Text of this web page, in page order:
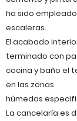
ha sido
escaleras.
El acabado
terminado con
cocina y baño el
en las zonas
húmedas
La cancelaría es